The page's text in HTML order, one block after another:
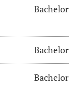
Bachelor
Bachelor
Bachelor